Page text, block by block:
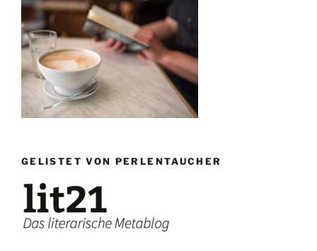
GELISTET VON PERLENTAUCHER